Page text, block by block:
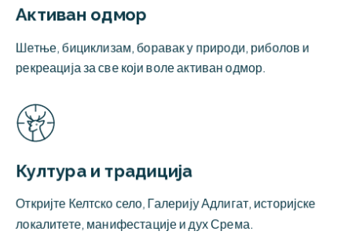
Активан одмор
Шетње, бициклизам, боравак у природи, риболов и
рекреација за све који воле активан одмор.
Култура и традиција
Откријте Келтско село, Галерију Адлигат, историјске
локалитете, манифестације и дух Срема.